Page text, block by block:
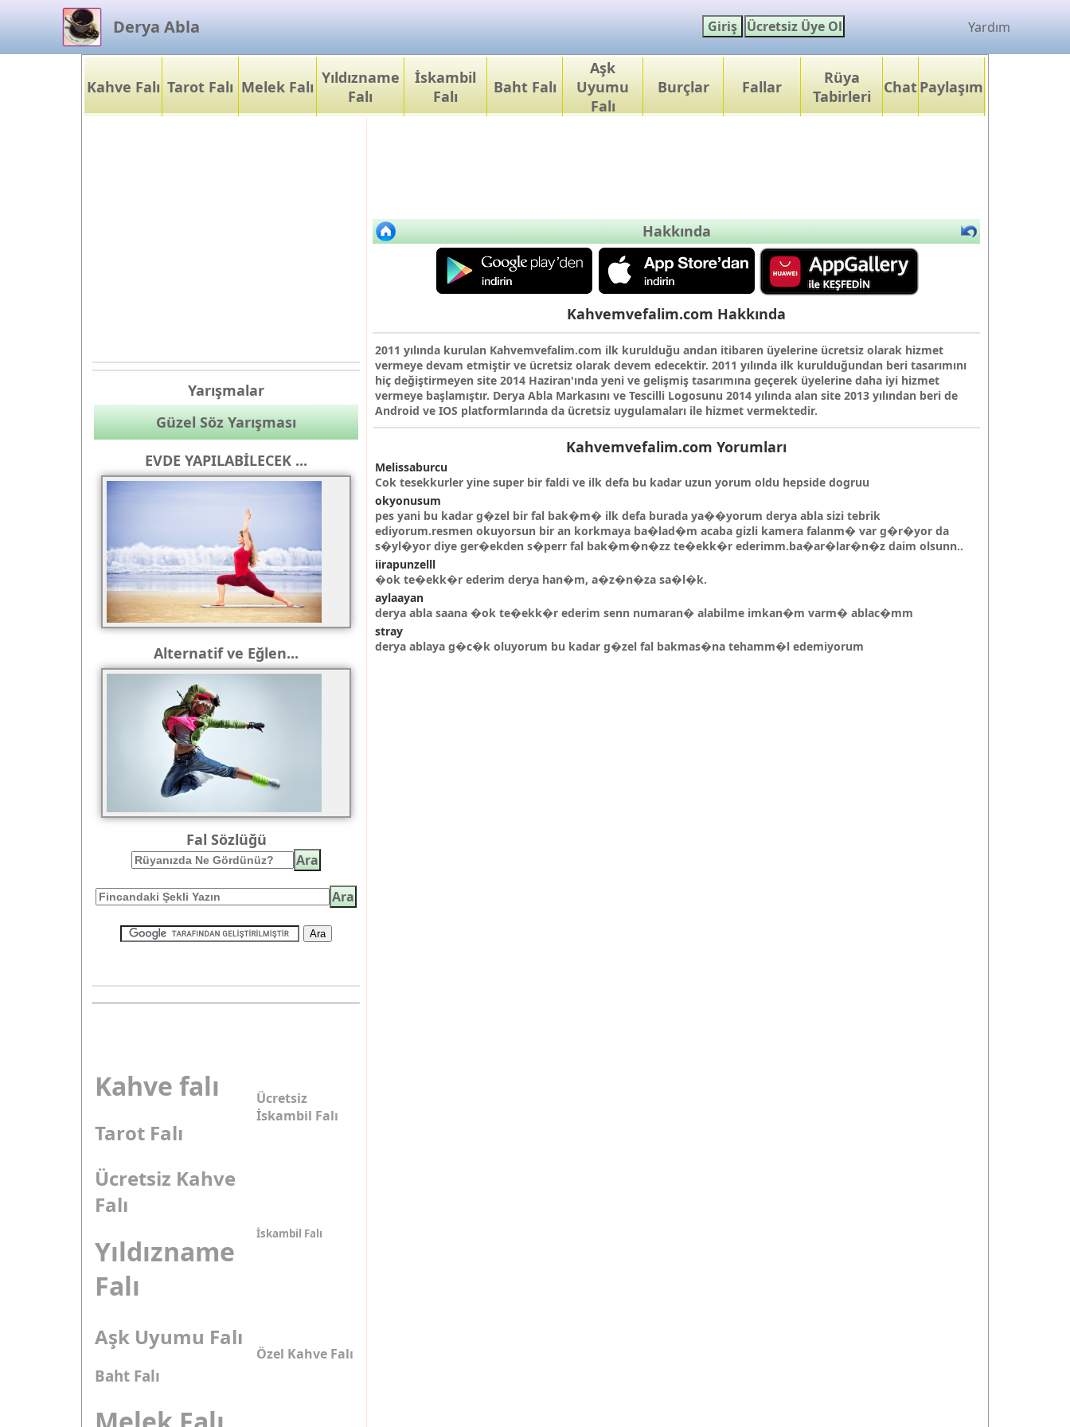
Derya Abla Yardım
Kahve Falı Tarot Falı Melek Falı Yıldızname
Falı
İskambil
Falı
Baht Falı
Aşk
Uyumu
Falı
Burçlar Fallar
Rüya
Tabirleri
ChatPaylaşım
Yarışmalar
Güzel Söz Yarışması
EVDE YAPILABİLECEK ...
Alternatif ve Eğlen...
Fal Sözlüğü
Kahve falı
Tarot Falı
Ücretsiz
İskambil Falı
Ücretsiz Kahve
Falı
Yıldızname
Falı
İskambil Falı
Aşk Uyumu Falı
Baht Falı
Özel Kahve Falı
Hakkında
Kahvemvefalim.com Hakkında
2011 yılında kurulan Kahvemvefalim.com ilk kurulduğu andan itibaren üyelerine ücretsiz olarak hizmet
vermeye devam etmiştir ve ücretsiz olarak devem edecektir. 2011 yılında ilk kurulduğundan beri tasarımını
hiç değiştirmeyen site 2014 Haziran'ında yeni ve gelişmiş tasarımına geçerek üyelerine daha iyi hizmet
vermeye başlamıştır. Derya Abla Markasını ve Tescilli Logosunu 2014 yılında alan site 2013 yılından beri de
Android ve IOS platformlarında da ücretsiz uygulamaları ile hizmet vermektedir.
Kahvemvefalim.com Yorumları
Melissaburcu
Cok tesekkurler yine super bir faldi ve ilk defa bu kadar uzun yorum oldu hepside dogruu
okyonusum
pes yani bu kadar g�zel bir fal bak�m� ilk defa burada ya��yorum derya abla sizi tebrik
ediyorum.resmen okuyorsun bir an korkmaya ba�lad�m acaba gizli kamera falanm� var g�r�yor da
s�yl�yor diye ger�ekden s�perr fal bak�m�n�zz te�ekk�r ederimm.ba�ar�lar�n�z daim olsunn..
iirapunzelll
�ok te�ekk�r ederim derya han�m, a�z�n�za sa�l�k.
aylaayan
derya abla saana �ok te�ekk�r ederim senn numaran� alabilme imkan�m varm� ablac�mm
stray
derya ablaya g�c�k oluyorum bu kadar g�zel fal bakmas�na tehamm�l edemiyorum